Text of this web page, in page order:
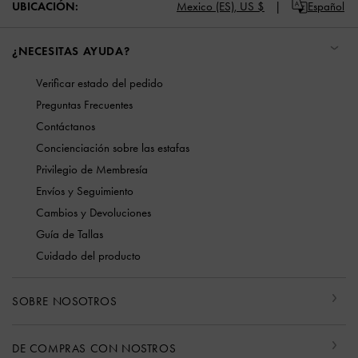
UBICACIÓN: Mexico (ES), US $ Español
¿NECESITAS AYUDA?
Verificar estado del pedido
Preguntas Frecuentes
Contáctanos
Concienciación sobre las estafas
Privilegio de Membresía
Envíos y Seguimiento
Cambios y Devoluciones
Guía de Tallas
Cuidado del producto
SOBRE NOSOTROS
DE COMPRAS CON NOSTROS